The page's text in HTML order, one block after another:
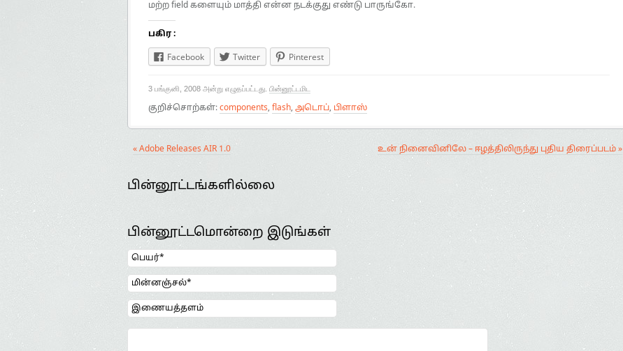
மற்ற field களையும் மாத்தி என்ன நடக்குது எண்டு பாருங்கோ.
பகிர :
Facebook Twitter Pinterest
3 பங்குனி, 2008 அன்று எழுதப்பட்டது. பின்னூட்டமிட
குறிச்சொற்கள்: components, flash, அடொப், பிளாஸ்
« Adobe Releases AIR 1.0 உன் நினைவினிலே – ஈழத்திலிருந்து புதிய திரைப்படம் »
பின்னூட்டங்களில்லை
பின்னூட்டமொன்றை இடுங்கள்